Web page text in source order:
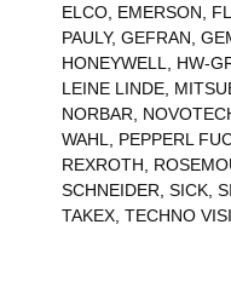
ELCO EMERSON
PAULY, GEFRAN
HONEYWELL
HW-
LEINE LINDE
NORBAR
WAHL
PEPPERL
REXROTH
SCHNEIDER SICK
TAKEX TECHNO